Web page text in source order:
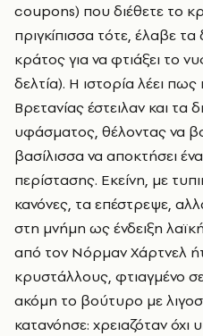
coupons) που διέθετε το
πριγκίπισσα τότε, έλαβε
κράτος για να φτιάξει το
δελτία). Η ιστορία λέει
Βρετανίας έστειλαν και τα
υφάσματος, θέλοντας να
βασίλισσα να αποκτήσει
περίστασης. Εκείνη, με
κανόνες, τα επέστρεψε,
στη μνήμη ως ένδειξη
από τον Νόρμαν Χάρτνελ
κρυστάλλους, φτιαγμένο
ακόμη το βούτυρο με
κατανόησε: χρειαζόταν